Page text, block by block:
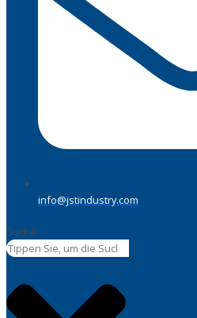
info@jstindustry.com
Suche